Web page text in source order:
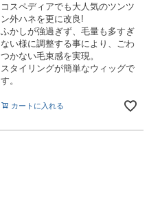
コスペディアでも大人気のツンツ
ン外ハネを更に改良!
ふかしが強過ぎず、毛量も多すぎ
ない様に調整する事により、ごわ
つかない毛束感を実現。
スタイリングが簡単なウィッグで
す。
カートに入れる